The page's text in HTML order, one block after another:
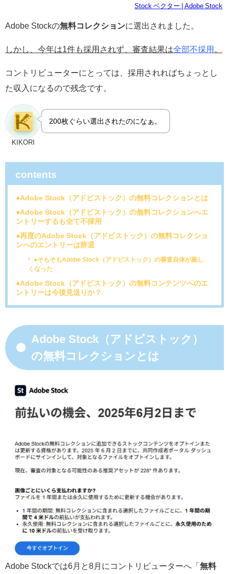
Stock ベクター | Adobe Stock
Adobe Stockの無料コレクションに選出されました。
しかし、今年は1件も採用されず、審査結果は全部不採用
コントリビューターにとっては、採用されればちょっとし
た収入になるので残念です。
KIKORI
200枚ぐらい選出されたのになぁ。
contents
●Adobe Stock（アドビストック）の無料コレクションとは
●Adobe Stock（アドビストック）の無料コレクションへエ
ントリーするも全て不採用
●再度のAdobe Stock（アドビストック）の無料コレクショ
ンへのエントリーは辞退
●そもそもAdobe Stock（アドビストック）の審査自体が厳し
くなった
●Adobe Stock（アドビストック）の無料コンテンツへのエ
ントリーは今後見送りか？
Adobe Stock（アドビストック）
の無料コレクションとは
Adobe Stockでは6月と8月にコントリビューターへ「 無料